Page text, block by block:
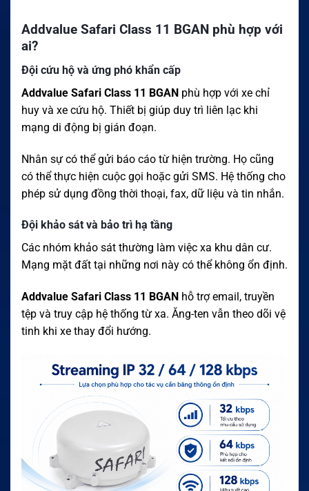
Addvalue Safari Class 11 BGAN phù hợp với
ai?
Đội cứu hộ và ứng phó khẩn cấp
Addvalue Safari Class 11 BGAN phù hợp với xe chỉ
huy và xe cứu hộ. Thiết bị giúp duy trì liên lạc khi
mạng di động bị gián đoạn.
Nhân sự có thể gửi báo cáo từ hiện trường. Họ cũng
có thể thực hiện cuộc gọi hoặc gửi SMS. Hệ thống cho
phép sử dụng đồng thời thoại, fax, dữ liệu và tin nhắn.
Đội khảo sát và bảo trì hạ tầng
Các nhóm khảo sát thường làm việc xa khu dân cư.
Mạng mặt đất tại những nơi này có thể không ổn định.
Addvalue Safari Class 11 BGAN hỗ trợ email, truyền
tệp và truy cập hệ thống từ xa. Ăng-ten vẫn theo dõi vệ
tinh khi xe thay đổi hướng.